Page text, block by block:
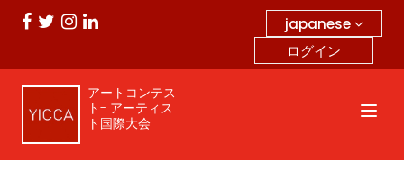
japanese
ログイン
アートコンテス
ト- アーティス
ト国際大会